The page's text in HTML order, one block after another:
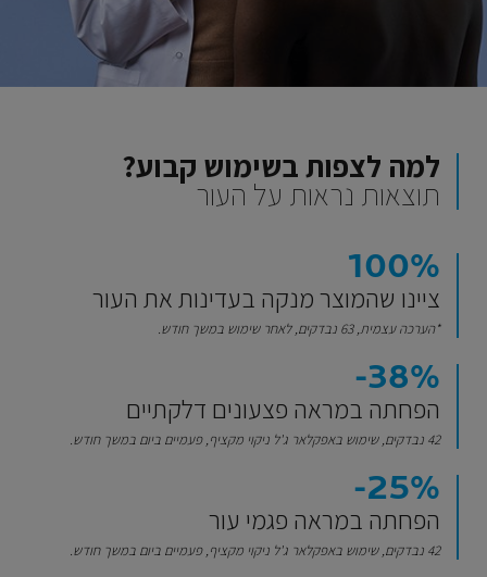
למה לצפות בשימוש קבוע?
תוצאות נראות על העור
100%
ציינו שהמוצר מנקה בעדינות את העור
*הערכה עצמית, 63 נבדקים, לאחר שימוש במשך חודש.
‎-38%‎
הפחתה במראה פצעונים דלקתיים
42 נבדקים, שימוש באפקלאר ג'ל ניקוי מקציף, פעמיים ביום במשך חודש.
‎-25%‎
הפחתה במראה פגמי עור
42 נבדקים, שימוש באפקלאר ג'ל ניקוי מקציף, פעמיים ביום במשך חודש.